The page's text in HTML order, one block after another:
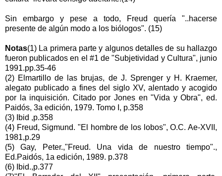
Sin embargo y pese a todo, Freud quería "..hacerse
presente de algún modo a los biólogos". (15)
Notas(1) La primera parte y algunos detalles de su hallazgo
fueron publicados en el #1 de "Subjetividad y Cultura", junio
1991.pp.35-46
(2) Elmartillo de las brujas, de J. Sprenger y H. Kraemer,
alegato publicado a fines del siglo XV, alentado y acogido
por la inquisición. Citado por Jones en "Vida y Obra", ed.
Paidós, 3a edición, 1979. Tomo I, p.358
(3) Ibid ,p.358
(4) Freud, Sigmund. "El hombre de los lobos", O.C. Ae-XVII,
1981,p.29
(5) Gay, Peter.,"Freud. Una vida de nuestro tiempo".,
Ed.Paidós, 1a edición, 1989. p.378
(6) Ibid.,p.377